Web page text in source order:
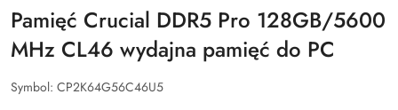
Pamięć Crucial DDR5 Pro 128GB/5600
MHz CL46 wydajna pamięć do PC
Symbol: CP2K64G56C46U5